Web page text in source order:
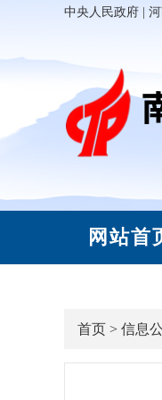
中央人民政府
网站首
首页 > 信息